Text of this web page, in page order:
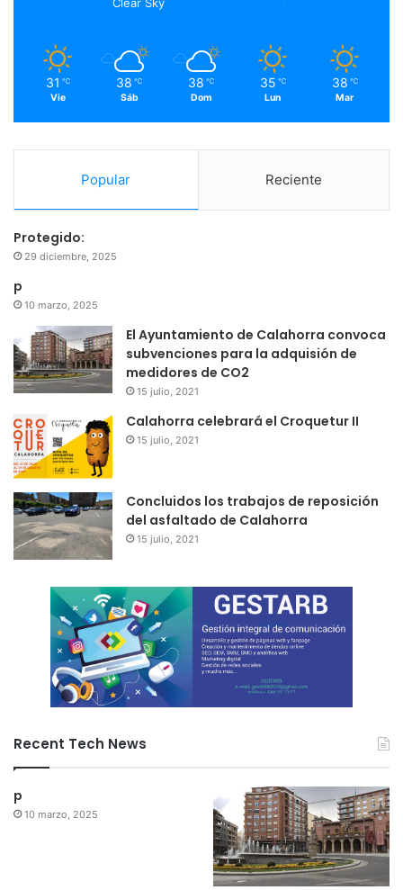
m
31 ℃
Vie
38 ℃
Sáb
38 ℃
Dom
35 ℃
Lun
38 ℃
Mar
Popular Reciente
Protegido:
29 diciembre, 2025
p
10 marzo, 2025
El Ayuntamiento de Calahorra convoca
subvenciones para la adquisión de
medidores de CO2
15 julio, 2021
Calahorra celebrará el Croquetur II
15 julio, 2021
Concluidos los trabajos de reposición
del asfaltado de Calahorra
15 julio, 2021
Recent Tech News
p
10 marzo, 2025